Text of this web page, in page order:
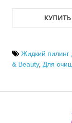
КУПИТЬ
Жидкий пилинг
& Beauty, Для